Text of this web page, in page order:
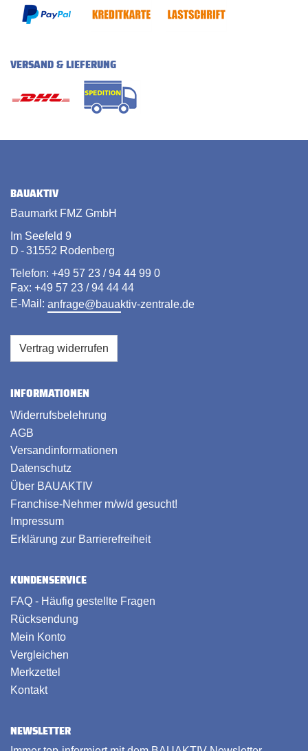
VERSAND & LIEFERUNG
BAUAKTIV
Baumarkt FMZ GmbH
Im Seefeld 9
D - 31552 Rodenberg
Telefon: +49 57 23 / 94 44 99 0
Fax: +49 57 23 / 94 44 44
E-Mail: anfrage@bauaktiv-zentrale.de
Vertrag widerrufen
INFORMATIONEN
Widerrufsbelehrung
AGB
Versandinformationen
Datenschutz
Über BAUAKTIV
Franchise-Nehmer m/w/d gesucht!
Impressum
Erklärung zur Barrierefreiheit
KUNDENSERVICE
FAQ - Häufig gestellte Fragen
Rücksendung
Mein Konto
Vergleichen
Merkzettel
Kontakt
NEWSLETTER